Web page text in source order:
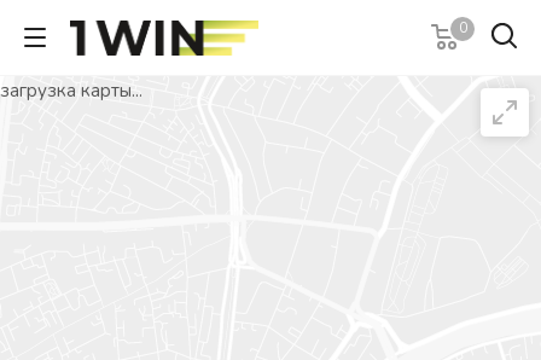
0
загрузка карты...